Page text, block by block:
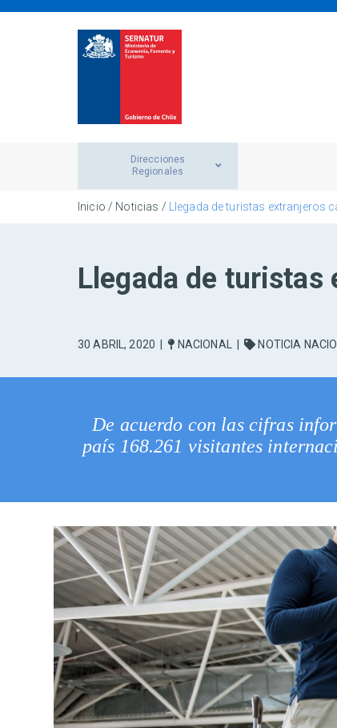
Direcciones
Regionales
Inicio / Noticias / Llegada de turistas extranjeros
Llegada de turistas
30 ABRIL, 2020 NACIONAL NOTICIA
De acuerdo con las cifras
país 168.261 visitantes